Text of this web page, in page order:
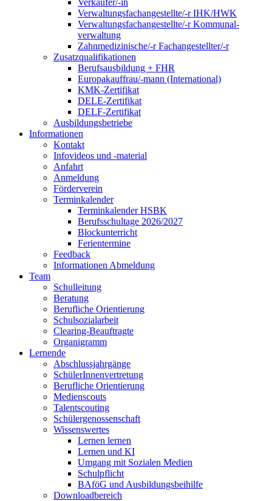
Verkäufer/-in
Verwaltungs­fach­angestellte/-r IHK/HWK
Verwaltungsfach­angestellte/-r Kommunal­
verwaltung
Zahnmedizinische/-r Fachangestellter/-r
Zusatzqualifikationen
Berufsausbildung + FHR
Europakauffrau/-mann (International)
KMK-Zertifikat
DELE-Zertifikat
DELF-Zertifikat
Ausbildungsbetriebe
Informationen
Kontakt
Infovideos und -material
Anfahrt
Anmeldung
Förderverein
Terminkalender
Terminkalender HSBK
Berufsschultage 2026/2027
Blockunterricht
Ferientermine
Feedback
Informationen Abmeldung
Team
Schulleitung
Beratung
Berufliche Orientierung
Schulsozialarbeit
Clearing-Beauftragte
Organigramm
Lernende
Abschlussjahrgänge
SchülerInnenvertretung
Berufliche Orientierung
Medienscouts
Talentscouting
Schüler­genossen­schaft
Wissenswertes
Lernen lernen
Lernen und KI
Umgang mit Sozialen Medien
Schulpflicht
BAföG und Ausbildungsbeihilfe
Downloadbereich